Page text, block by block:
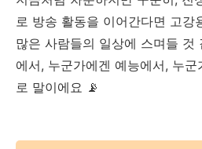
로 방송 활동을 이어간다면 고강
많은 사람들의 일상에 스며들 것
에서, 누군가에겐 예능에서, 누
로 말이에요 📡